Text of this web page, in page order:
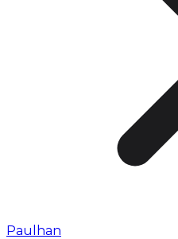
Paulhan